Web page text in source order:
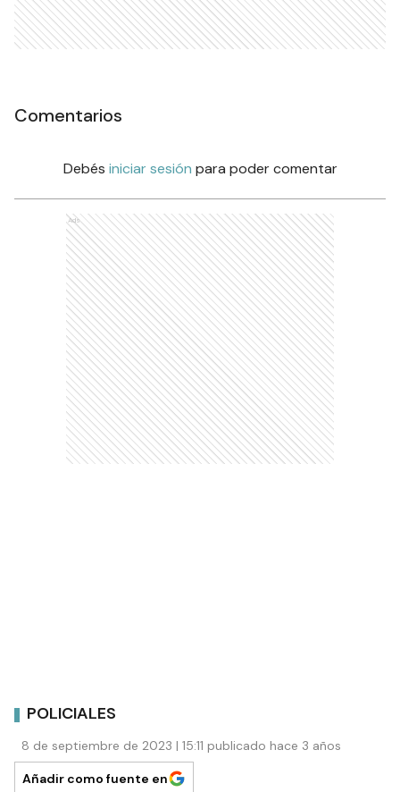
Comentarios
Debés iniciar sesión para poder comentar
Ads
POLICIALES
8 de septiembre de 2023 | 15:11 publicado hace 3 años
Añadir como fuente en